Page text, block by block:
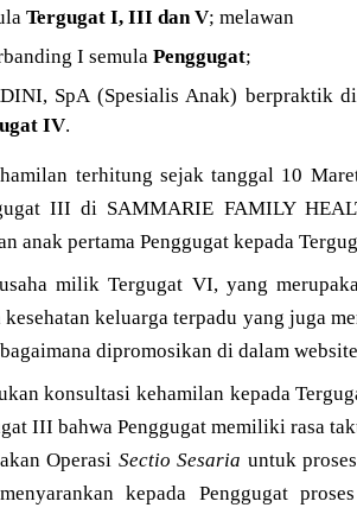
Tergugat I, III dan V; melawan
I semula Penggugat;
SpA (Spesialis Anak) berpraktik
IV.
terhitung sejak tanggal 10
III di SAMMARIE FAMILY
anak pertama Penggugat kepada
milik Tergugat VI, yang
keluarga terpadu yang juga
dipromosikan di dalam
konsultasi kehamilan kepada
III bahwa Penggugat memiliki rasa
Operasi Sectio Sesaria untuk
kepada Penggugat